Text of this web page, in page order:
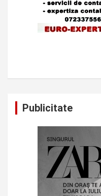
Publicitate